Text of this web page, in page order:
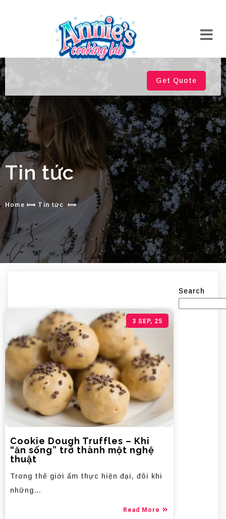
Get Quote
Tin tức
Home ⟾ Tin tức ⟾
Cookie Dough Truffles – Khi
“ăn sống” trở thành một nghệ
thuật
3 SEP, 25
Trong thế giới ẩm thực hiện đại, đôi khi
những…
Read More
Search